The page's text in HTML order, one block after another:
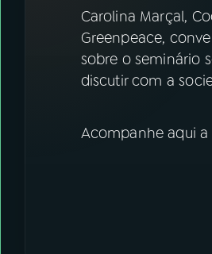
FESTIVAL DE MÚSICA
ACOMPANHE A RÁDIO NACIONAL
Instagram X
Carolina Marçal,
Greenpeace,
sobre o seminário
discutir com a
Acompanhe aqui a